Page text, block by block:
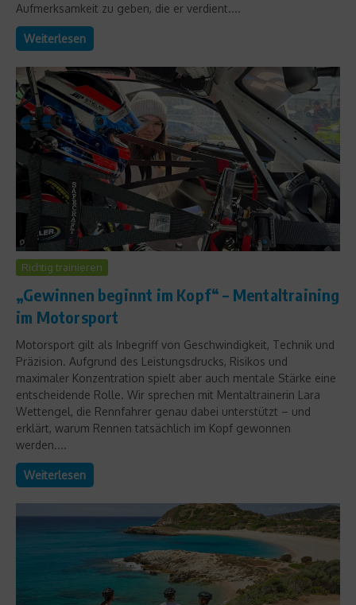
Aufmerksamkeit zu geben, die er verdient....
Weiterlesen
Richtig trainieren
„Gewinnen beginnt im Kopf“ – Mentaltraining
im Motorsport
Motorsport gilt als Inbegriff von Geschwindigkeit, Technik und
Präzision. Aufgrund des Leistungsdrucks, Risikos und
maximaler Konzentration spielt aber auch mentale Stärke eine
entscheidende Rolle. Wir sprechen mit Mentaltrainerin Lara
Wettengel, die Rennfahrer genau dabei unterstützt – und
erklärt, warum Rennen tatsächlich im Kopf gewonnen
werden....
Weiterlesen